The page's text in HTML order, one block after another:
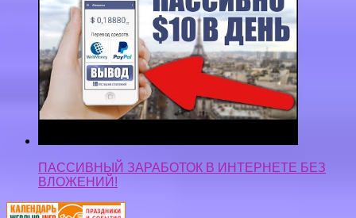
ПАССИВНЫЙ ЗАРАБОТОК В ИНТЕРНЕТЕ БЕЗ
ВЛОЖЕНИЙ!